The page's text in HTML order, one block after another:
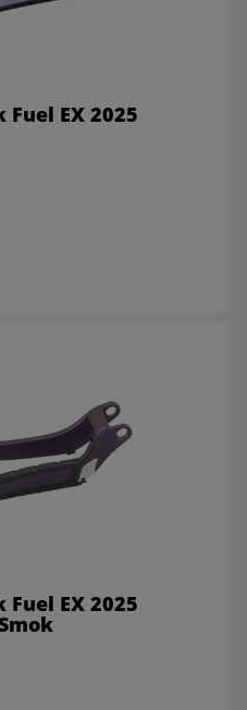
EX 2025
EX 2025